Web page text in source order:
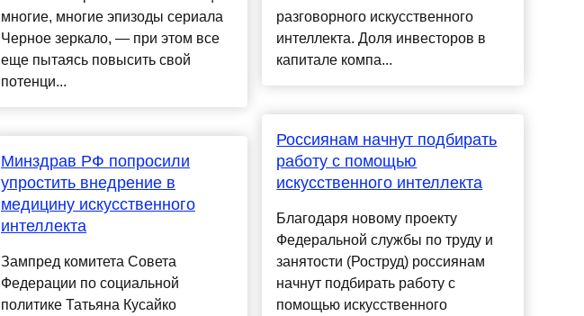
многие, многие эпизоды сериала
Черное зеркало, — при этом все
еще пытаясь повысить свой
потенци...
Минздрав РФ попросили
упростить внедрение в
медицину искусственного
интеллекта
Зампред комитета Совета
Федерации по социальной
политике Татьяна Кусайко
разговорного искусственного
интеллекта. Доля инвесторов в
капитале компа...
Россиянам начнут подбирать
работу с помощью
искусственного интеллекта
Благодаря новому проекту
Федеральной службы по труду и
занятости (Роструд) россиянам
начнут подбирать работу с
помощью искусственного